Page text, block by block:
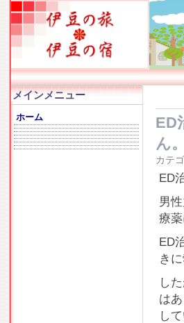
メインメニュー
ホーム
ED
ん。
カテ
ED
男
療
ED
き
し
は
し